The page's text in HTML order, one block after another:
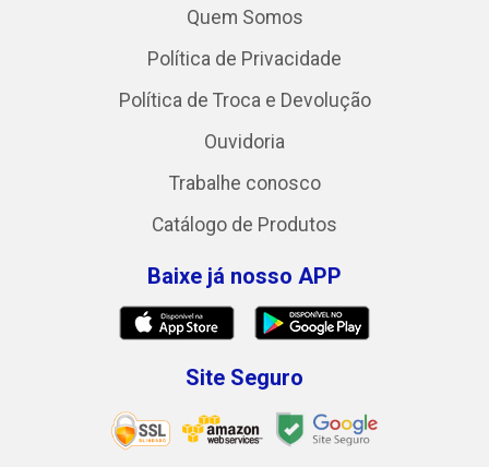
Quem Somos
Política de Privacidade
Política de Troca e Devolução
Ouvidoria
Trabalhe conosco
Catálogo de Produtos
Baixe já nosso APP
Site Seguro